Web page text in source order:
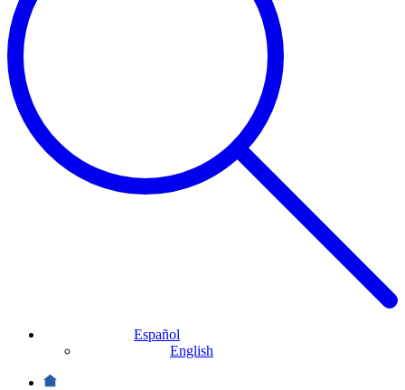
Español
English